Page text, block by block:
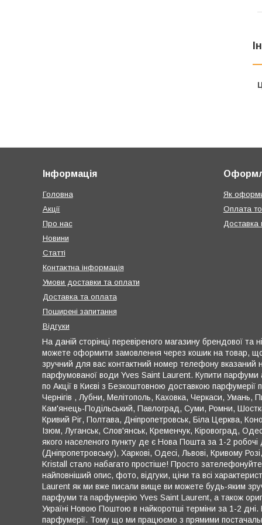
Інформація
Головна
Акції
Про нас
Новини
Статті
Контактна інформація
Умови доставки та оплати
Доставка та оплата
Поширені запитання
Відгуки
Як
Оплата
Доставка
На даній сторінці перевіреного магазину брендової та
можете оформити замовлення через кошик на товар, що
зручний для вас контактний номер телефону вказаний
парфумованої води Yves Saint Laurent. Купити
по Акції в Києві з Безкоштовною доставкою парфумерії
Чернігів , Лубни, Мелітополь, Каховка, Черкаси,
Кам'янець-Подільський, Павлоград, Суми, Ромни,
Кривий Ріг, Полтава, Дніпропетровськ, Біла Церква,
Ізюм, Луганськ, Слов'янськ, Кременчук, Кіровоград,
якого населеного пункту де є Нова Пошта за 1-2 робочі
(Дніпропетровську), Харкові, Одесі, Львові, Кривому
Kristall стало набагато простіше! Просто
найповніший опис, фото, відгуки, ціни та всі
Laurent як ми вже писали вище ви можете будь-яким
парфуми та парфумерію Yves Saint Laurent, а також
Україні Новою Поштою в найкоротші терміни за 1-2
парфумерії. Тому що ми працюємо з прямими